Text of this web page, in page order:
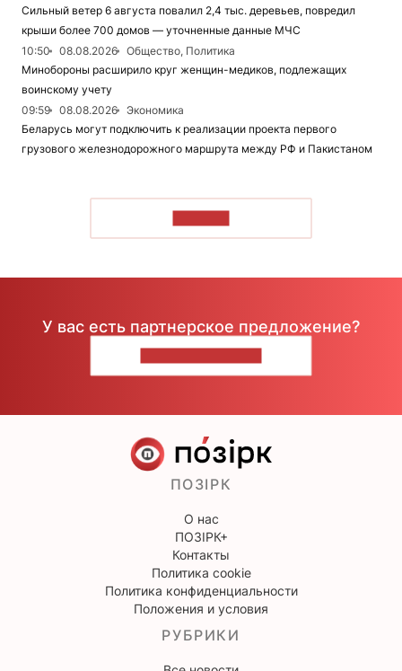
Сильный ветер 6 августа повалил 2,4 тыс. деревьев, повредил
крыши более 700 домов — уточненные данные МЧС
10:50
08.08.2026
Общество, Политика
Минобороны расширило круг женщин-медиков, подлежащих
воинскому учету
09:59
08.08.2026
Экономика
Беларусь могут подключить к реализации проекта первого
грузового железнодорожного маршрута между РФ и Пакистаном
У вас есть партнерское предложение?
ПОЗІРК
О нас
ПОЗІРК+
Контакты
Политика cookie
Политика конфиденциальности
Положения и условия
РУБРИКИ